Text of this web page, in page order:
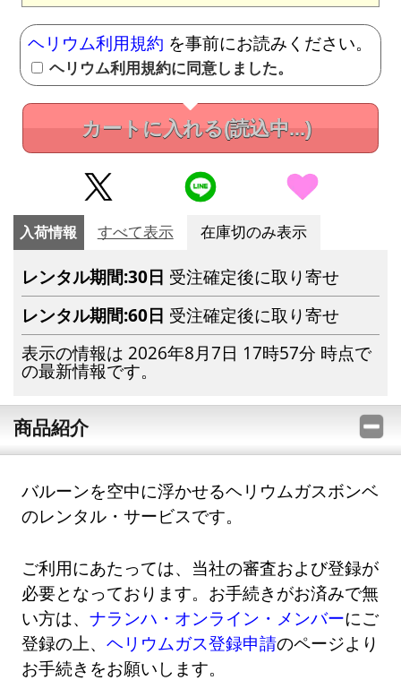
ヘリウム利用規約 を事前にお読みください。
ヘリウム利用規約に同意しました。
カートに入れる(読込中...)
入荷情報 すべて表示 在庫切のみ表示
レンタル期間:30日 受注確定後に取り寄せ
レンタル期間:60日 受注確定後に取り寄せ
表示の情報は 2026年8月7日 17時57分 時点で
の最新情報です。
商品紹介
バルーンを空中に浮かせるヘリウムガスボンベ
のレンタル・サービスです。
ご利用にあたっては、当社の審査および登録が
必要となっております。お手続きがお済みで無
い方は、ナランハ・オンライン・メンバーにご
登録の上、ヘリウムガス登録申請のページより
お手続きをお願いします。